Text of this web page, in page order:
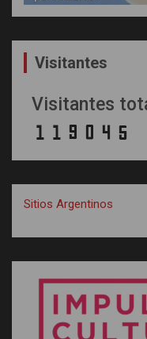
Visitantes
Visitantes
Sitios Argentinos